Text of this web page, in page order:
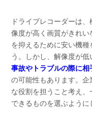
ドライブレコーダーは
像度が高く画質がきれい
を抑えるために安い機
う。しかし、解像度が低
事故やトラブルの際に
の可能性もあります。
な役割を担うこと考え
できるものを選ぶように